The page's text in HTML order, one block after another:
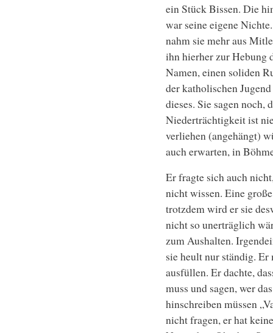
ein Stück Bissen. Die
war seine eigene
nahm sie mehr aus
ihn hierher zur Hebung
Namen, einen soliden
der katholischen
dieses. Sie sagen noch,
Niederträchtigkeit ist
verliehen (angehängt)
auch erwarten, in
Er fragte sich auch
nicht wissen. Eine
trotzdem wird er sie
nicht so unerträglich
zum Aushalten.
sie heult nur ständig.
ausfüllen. Er dachte,
muss und sagen, wer
hinschreiben müssen
nicht fragen, er hat